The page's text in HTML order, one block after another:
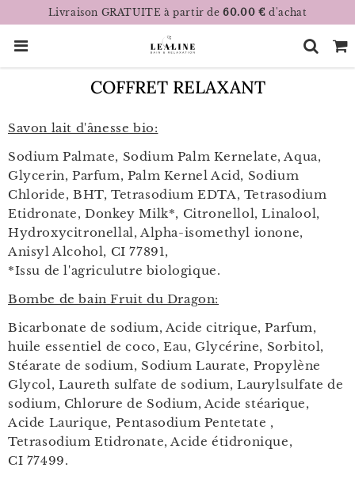
Livraison GRATUITE à partir de60.00 € d'achat
COFFRET RELAXANT
Savon lait d'ânesse bio:
Sodium Palmate, Sodium Palm Kernelate, Aqua,
Glycerin, Parfum, Palm Kernel Acid, Sodium
Chloride, BHT, Tetrasodium EDTA, Tetrasodium
Etidronate, Donkey Milk*, Citronellol, Linalool,
Hydroxycitronellal, Alpha-isomethyl ionone,
Anisyl Alcohol, CI 77891,
*Issu de l'agriculutre biologique.
Bombe de bain Fruit du Dragon:
Bicarbonate de sodium, Acide citrique, Parfum,
huile essentiel de coco, Eau, Glycérine, Sorbitol,
Stéarate de sodium, Sodium Laurate, Propylène
Glycol, Laureth sulfate de sodium, Laurylsulfate de
sodium, Chlorure de Sodium, Acide stéarique,
Acide Laurique, Pentasodium Pentetate ,
Tetrasodium Etidronate, Acide étidronique,
CI 77499.